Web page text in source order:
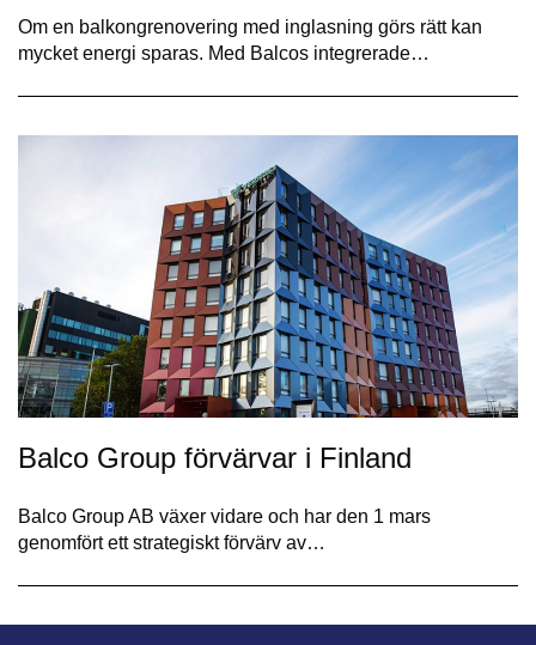
Om en balkongrenovering med inglasning görs rätt kan
mycket energi sparas. Med Balcos integrerade…
Balco Group förvärvar i Finland
Balco Group AB växer vidare och har den 1 mars
genomfört ett strategiskt förvärv av…